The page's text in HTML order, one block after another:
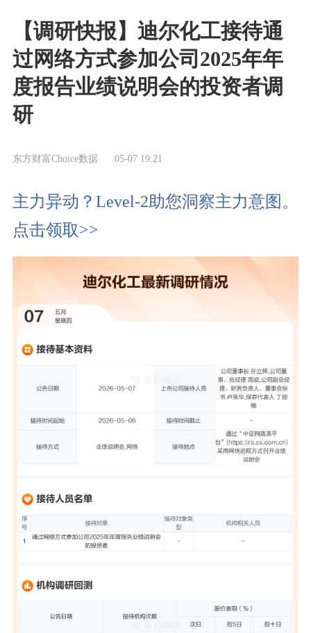
【调研快报】迪尔化工接待通
过网络方式参加公司2025年年
度报告业绩说明会的投资者调
研
东方财富Choice数据 05-07 19:21
主力异动？Level-2助您洞察主力意图。
点击领取>>